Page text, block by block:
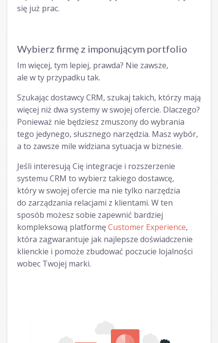
się już prac.
Wybierz firmę z imponującym portfolio
Im więcej, tym lepiej, prawda? Nie zawsze,
ale w ty przypadku tak.
Szukając dostawcy CRM, szukaj takich, którzy mają
więcej niż dwa systemy w swojej ofercie. Dlaczego?
Ponieważ nie będziesz zmuszony do wybrania
tego jedynego, słusznego narzędzia. Masz wybór,
a to zawsze mile widziana sytuacja w biznesie.
Jeśli interesują Cię integracje i rozszerzenie
systemu CRM to wybierz takiego dostawcę,
który w swojej ofercie ma nie tylko narzędzia
do zarządzania relacjami z klientami. W ten
sposób możesz sobie zapewnić bardziej
kompleksową platformęCustomer Experience,
która zagwarantuje jak najlepsze doświadczenie
klienckie i pomoże zbudować poczucie lojalności
wobec Twojej marki.